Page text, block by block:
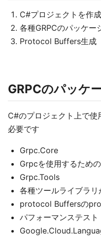
C#プロジェクトを作成
各種GRPCのパッケー
Protocol Buffers生成
GRPCのパッケ
C#のプロジェクト上で
必要です
Grpc.Core
Grpcを使用するため
Grpc.Tools
各種ツールライブラ
protocol Buffersの
パフォーマンステスト